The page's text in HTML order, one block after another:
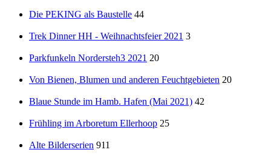
Die PEKING als Baustelle 44
Trek Dinner HH - Weihnachtsfeier 2021 3
Parkfunkeln Nordersteh3 2021 20
Von Bienen, Blumen und anderen Feuchtgebieten 20
Blaue Stunde im Hamb. Hafen (Mai 2021) 42
Frühling im Arboretum Ellerhoop 25
Alte Bilderserien 911